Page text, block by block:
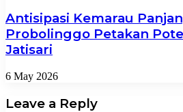
Antisipasi Kemarau
Probolinggo Petakan
Jatisari
6 May 2026
Leave a Reply